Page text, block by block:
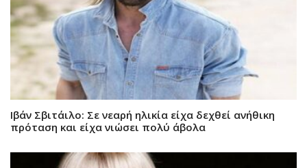
Ιβάν Σβιτάιλο: Σε νεαρή ηλικία είχα δεχθεί ανήθικη
πρόταση και είχα νιώσει πολύ άβολα